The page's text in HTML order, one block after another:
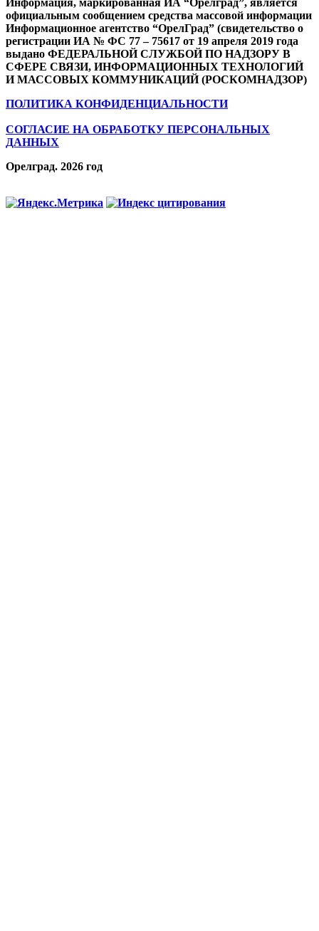
Информация, маркированная ИА “Орелград”, является
официальным сообщением средства массовой информации
Информационное агентство “ОрелГрад” (свидетельство о
регистрации ИА № ФС 77 – 75617 от 19 апреля 2019 года
выдано ФЕДЕРАЛЬНОЙ СЛУЖБОЙ ПО НАДЗОРУ В
СФЕРЕ СВЯЗИ, ИНФОРМАЦИОННЫХ ТЕХНОЛОГИЙ
И МАССОВЫХ КОММУНИКАЦИЙ (РОСКОМНАДЗОР)
ПОЛИТИКА КОНФИДЕНЦИАЛЬНОСТИ
СОГЛАСИЕ НА ОБРАБОТКУ ПЕРСОНАЛЬНЫХ
ДАННЫХ
Орелград. 2026 год